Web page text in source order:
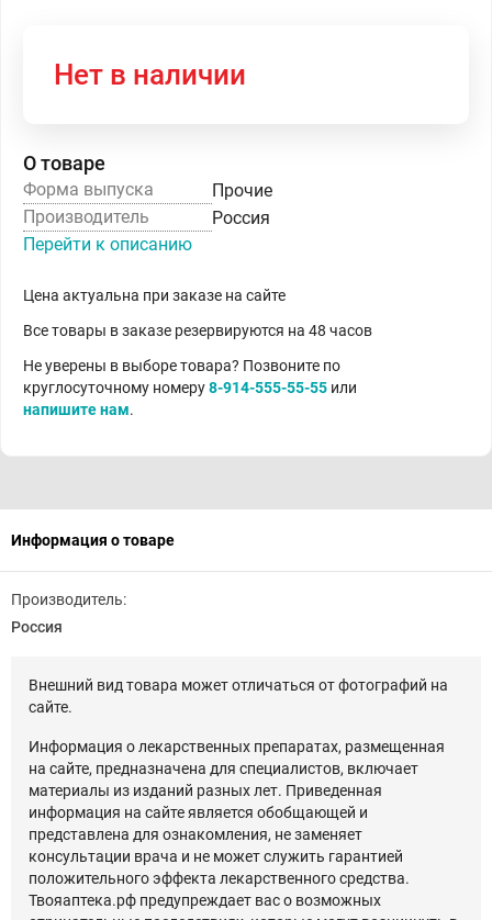
Нет в наличии
О товаре
Форма выпуска
Прочие
Производитель
Россия
Перейти к описанию
Цена актуальна при заказе на сайте
Все товары в заказе резервируются на 48 часов
Не уверены в выборе товара? Позвоните по
круглосуточному номеру8-914-555-55-55 или
напишите нам.
Информация о товаре
Производитель:
Россия
Внешний вид товара может отличаться от фотографий на
сайте.
Информация о лекарственных препаратах, размещенная
на сайте, предназначена для специалистов, включает
материалы из изданий разных лет. Приведенная
информация на сайте является обобщающей и
представлена для ознакомления, не заменяет
консультации врача и не может служить гарантией
положительного эффекта лекарственного средства.
Твояаптека.рф предупреждает вас о возможных